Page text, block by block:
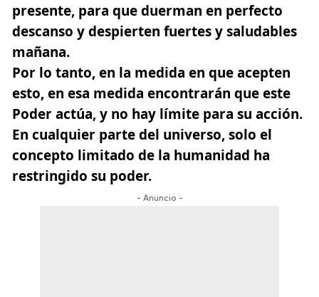
presente, para que duerman en perfecto
descanso y despierten fuertes y saludables
mañana.
Por lo tanto, en la medida en que acepten
esto, en esa medida encontrarán que este
Poder actúa, y no hay límite para su acción.
En cualquier parte del universo, solo el
concepto limitado de la humanidad ha
restringido su poder.
- Anuncio -